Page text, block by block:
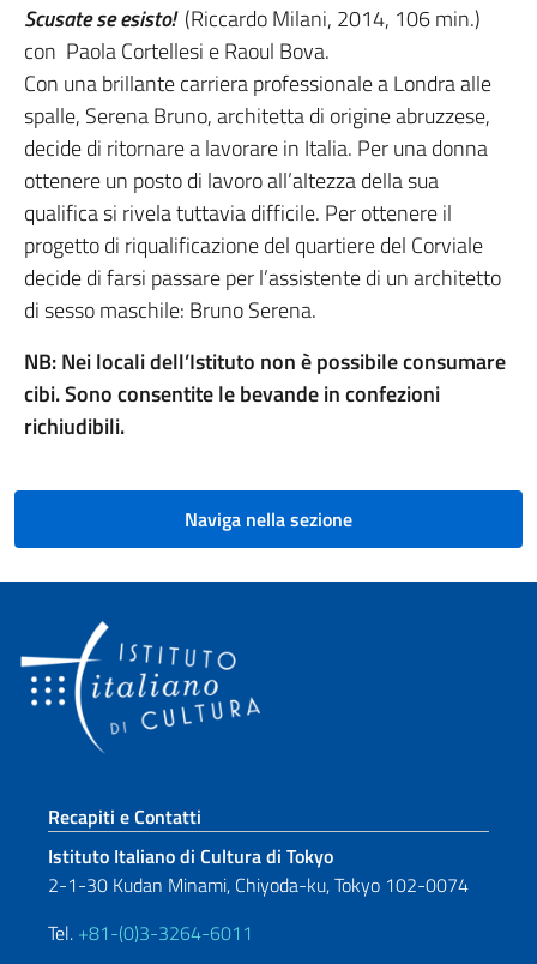
Scusate se esisto!(Riccardo Milani, 2014, 106 min.)
con Paola Cortellesi e Raoul Bova.
Con una brillante carriera professionale a Londra alle
spalle, Serena Bruno, architetta di origine abruzzese,
decide di ritornare a lavorare in Italia. Per una donna
ottenere un posto di lavoro all’altezza della sua
qualifica si rivela tuttavia difficile. Per ottenere il
progetto di riqualificazione del quartiere del Corviale
decide di farsi passare per l’assistente di un architetto
di sesso maschile: Bruno Serena.
NB: Nei locali dell’Istituto non è possibile consumare
cibi. Sono consentite le bevande in confezioni
richiudibili.
Naviga nella sezione
Sezione footer
Recapiti e Contatti
Istituto Italiano di Cultura di Tokyo
2-1-30 Kudan Minami, Chiyoda-ku, Tokyo 102-0074
Tel. +81-(0)3-3264-6011